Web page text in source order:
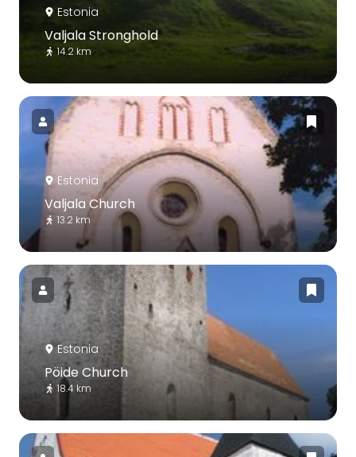
Estonia
Valjala Stronghold
14.2 km
Estonia
Valjala Church
13.2 km
Estonia
Pöide Church
18.4 km